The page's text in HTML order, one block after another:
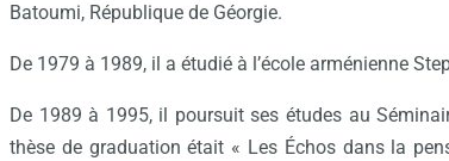
Batoumi, République de Géorgie.
De 1979 à 1989, il a étudié à l’école arménienne
De 1989 à 1995, il poursuit ses études au
thèse de graduation était « Les Échos dans la